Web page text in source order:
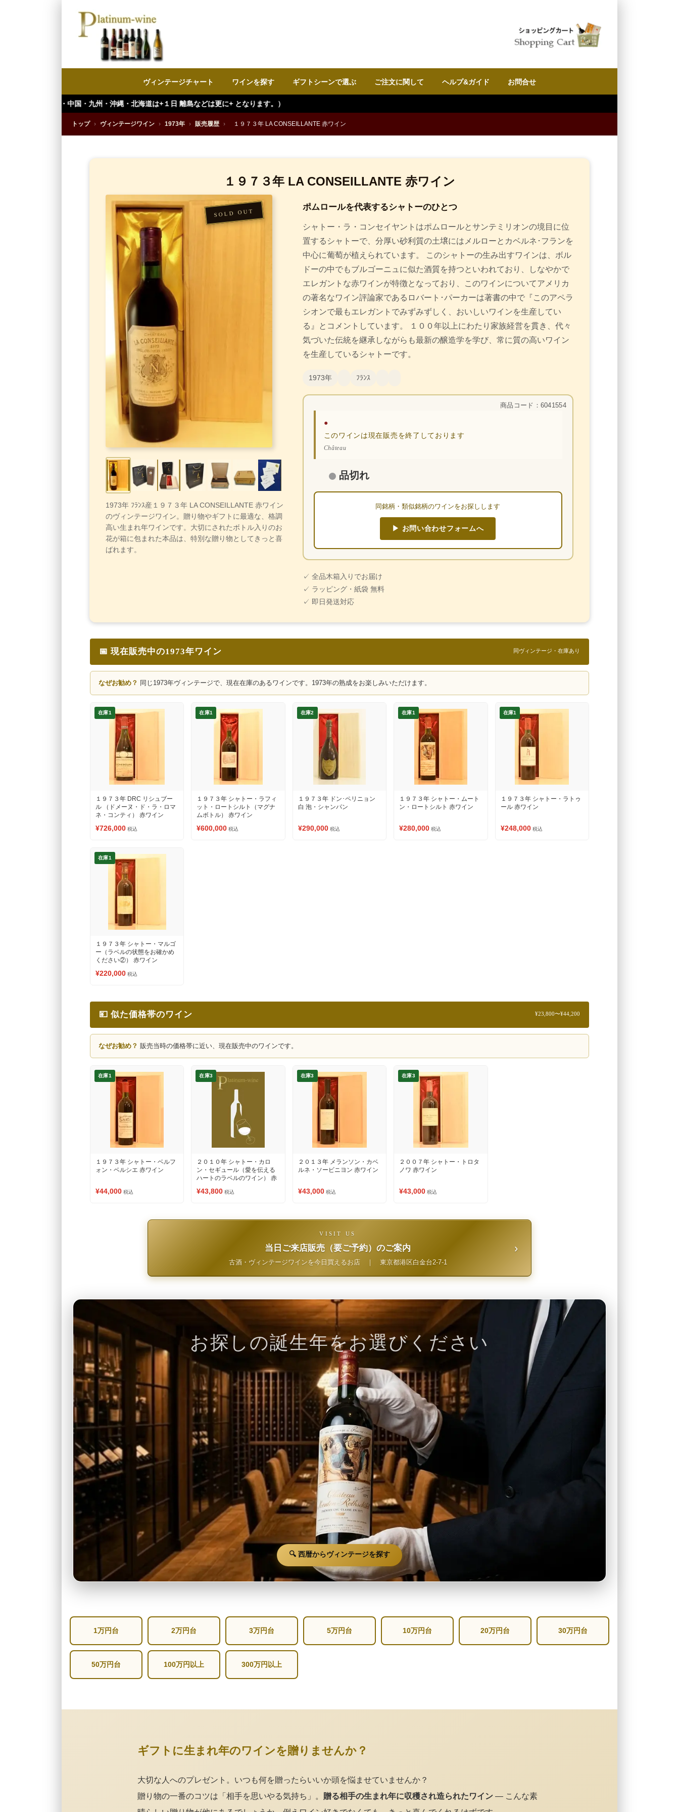
ヴィンテージチャート ワインを探す ギフトシーンで選ぶ ご注文に関して ヘルプ&ガイド お問合せ
九州・沖縄・北海道は+１日 離島などは更に+ となります。）
トップ › ヴィンテージワイン › 1973年 › 販売履歴 › １９７３年 LA CONSEILLANTE 赤ワイン
１９７３年 LA CONSEILLANTE 赤ワイン
1973年 ﾌﾗﾝｽ産１９７３年 LA CONSEILLANTE 赤ワイン
のヴィンテージワイン。贈り物やギフトに最適な、格調
高い生まれ年ワインです。大切にされたボトル入りのお
花が箱に包まれた本品は、特別な贈り物としてきっと喜
ばれます。
ポムロールを代表するシャトーのひとつ
シャトー・ラ・コンセイヤントはポムロールとサンテミリオンの境目に位
置するシャトーで、分厚い砂利質の土壌にはメルローとカベルネ･フランを
中心に葡萄が植えられています。 このシャトーの生み出すワインは、ボル
ドーの中でもブルゴーニュに似た酒質を持つといわれており、しなやかで
エレガントな赤ワインが特徴となっており、このワインについてアメリカ
の著名なワイン評論家であるロバート･パーカーは著書の中で『このアペラ
シオンで最もエレガントでみずみずしく、おいしいワインを生産してい
る』とコメントしています。 １００年以上にわたり家族経営を貫き、代々
気づいた伝統を継承しながらも最新の醸造学を学び、常に質の高いワイン
を生産しているシャトーです。
1973年 ﾌﾗﾝｽ
商品コード：6041554
●
このワインは現在販売を終了しております
Château
品切れ
同銘柄・類似銘柄のワインをお探しします
▶ お問い合わせフォームへ
✓ 全品木箱入りでお届け
✓ ラッピング・紙袋 無料
✓ 即日発送対応
📅 現在販売中の1973年ワイン 同ヴィンテージ・在庫あり
なぜお勧め？ 同じ1973年ヴィンテージで、現在在庫のあるワインです。1973年の熟成をお楽しみいただけます。
在庫1
１９７３年 DRC リシュブー
ル （ドメーヌ・ド・ラ・ロマ
ネ・コンティ） 赤ワイン
¥726,000 税込
在庫1
１９７３年 シャトー・ラフィ
ット・ロートシルト（マグナ
ムボトル） 赤ワイン
¥600,000 税込
在庫2
１９７３年 ドン･ペリニョン
白 泡・シャンパン
¥290,000 税込
在庫1
１９７３年 シャトー・ムート
ン・ロートシルト 赤ワイン
¥280,000 税込
在庫1
１９７３年 シャトー・ラトゥ
ール 赤ワイン
¥248,000 税込
在庫1
１９７３年 シャトー・マルゴ
ー（ラベルの状態をお確かめ
ください②） 赤ワイン
¥220,000 税込
💴 似た価格帯のワイン ¥23,800〜¥44,200
なぜお勧め？ 販売当時の価格帯に近い、現在販売中のワインです。
在庫1
１９７３年 シャトー・ベルフ
ォン・ベルシエ 赤ワイン
¥44,000 税込
在庫3
２０１０年 シャトー・カロ
ン・セギュール（愛を伝える
ハートのラベルのワイン） 赤
¥43,800 税込
在庫3
２０１３年 メランソン・カベ
ルネ・ソービニヨン 赤ワイン
¥43,000 税込
在庫3
２００７年 シャトー・トロタ
ノワ 赤ワイン
¥43,000 税込
VISIT US
当日ご来店販売（要ご予約）のご案内
古酒・ヴィンテージワインを今日買えるお店｜ 東京都港区白金台2-7-1
›
お探しの誕生年をお選びください
🔍 西暦からヴィンテージを探す
1万円台 2万円台 3万円台 5万円台 10万円台 20万円台 30万円台
50万円台 100万円以上 300万円以上
ギフトに生まれ年のワインを贈りませんか？
大切な人へのプレゼント。いつも何を贈ったらいいか頭を悩ませていませんか？
贈り物の一番のコツは「相手を思いやる気持ち」。 贈る相手の生まれ年に収穫され造られたワイン — こんな素